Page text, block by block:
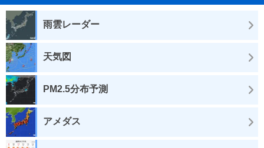
雨雲レーダー
天気図
PM2.5分布予測
アメダス